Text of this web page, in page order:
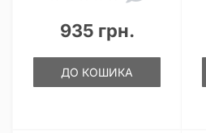
935 грн.
ДО КОШИКА